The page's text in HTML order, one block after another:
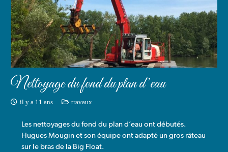
Nettoyage du fond du plan d’eau
il y a 11 ans travaux
Les nettoyages du fond du plan d’eau ont débutés.
Hugues Mougin et son équipe ont adapté un gros râteau
sur le bras de la Big Float.